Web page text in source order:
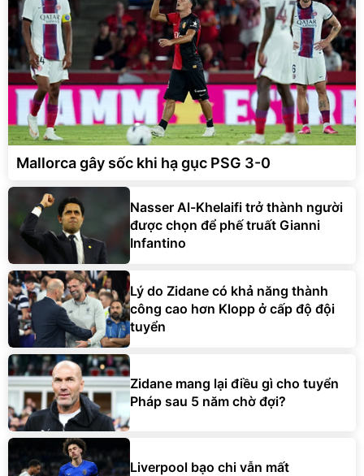
Mallorca gây sốc khi hạ gục PSG 3-0
Nasser Al-Khelaifi trở thành người
được chọn để phế truất Gianni
Infantino
Lý do Zidane có khả năng thành
công cao hơn Klopp ở cấp độ đội
tuyển
Zidane mang lại điều gì cho tuyển
Pháp sau 5 năm chờ đợi?
Liverpool bạo chi vẫn mất